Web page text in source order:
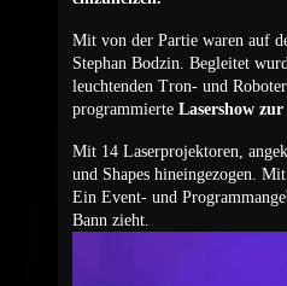
Mit von der Partie waren auf
Stephan Bodzin. Begleitet
leuchtenden Tron- und
programmierte Lasershow
Mit 14 Laserprojektoren,
und Shapes hineingezogen.
Ein Event- und
Bann zieht.